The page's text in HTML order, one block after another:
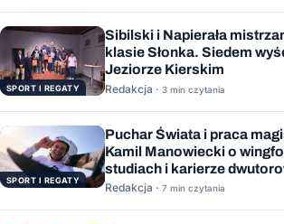
SPORT I REGATY
Sibilski i Napierała
klasie Słonka. Siedem
Jeziorze Kierskim
Redakcja · 3 min czytania
SPORT I REGATY
Puchar Świata i praca
Kamil Manowiecki o
studiach i karierze
Redakcja · 7 min czytania